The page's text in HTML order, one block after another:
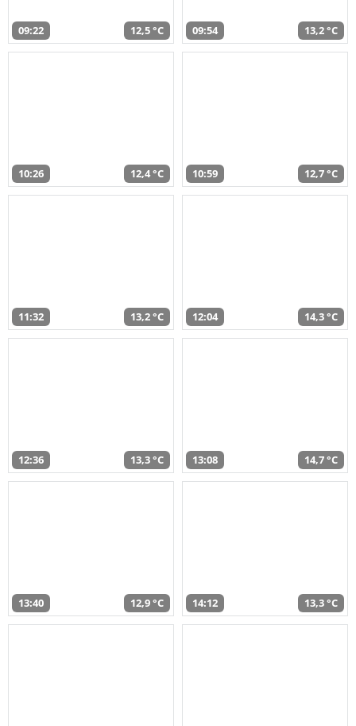
09:22 12,5 °C 09:54 13,2 °C
10:26 12,4 °C 10:59 12,7 °C
11:32 13,2 °C 12:04 14,3 °C
12:36 13,3 °C 13:08 14,7 °C
13:40 12,9 °C 14:12 13,3 °C